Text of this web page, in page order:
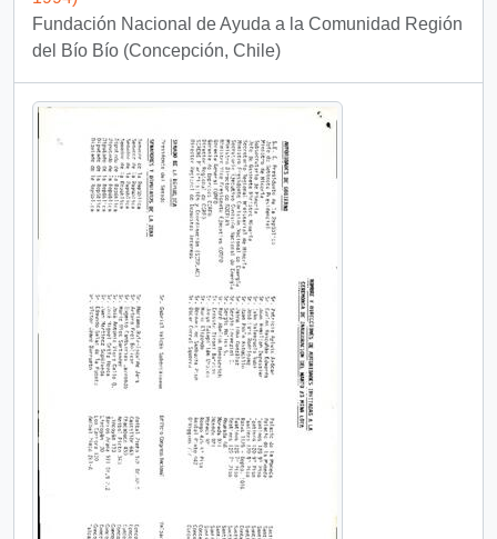
Fundación Nacional de Ayuda a la Comunidad Región
del Bío Bío (Concepción, Chile)